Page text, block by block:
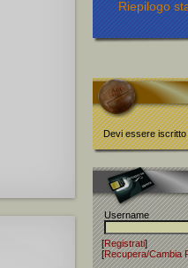
Riepilogo
Devi essere iscritto
Username
[Registrati]
[Recupera/Cambia